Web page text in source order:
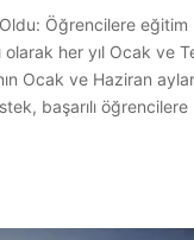
Öğrencilere
olarak her yıl Ocak ve
Ocak ve Haziran
başarılı